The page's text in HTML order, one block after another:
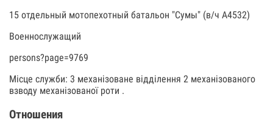
15 отдельный мотопехотный батальон "Сумы" (в/ч А4532)
Военнослужащий
persons?page=9769
Місце служби: 3 механізоване відділення 2 механізованого
взводу механізованої роти .
Отношения